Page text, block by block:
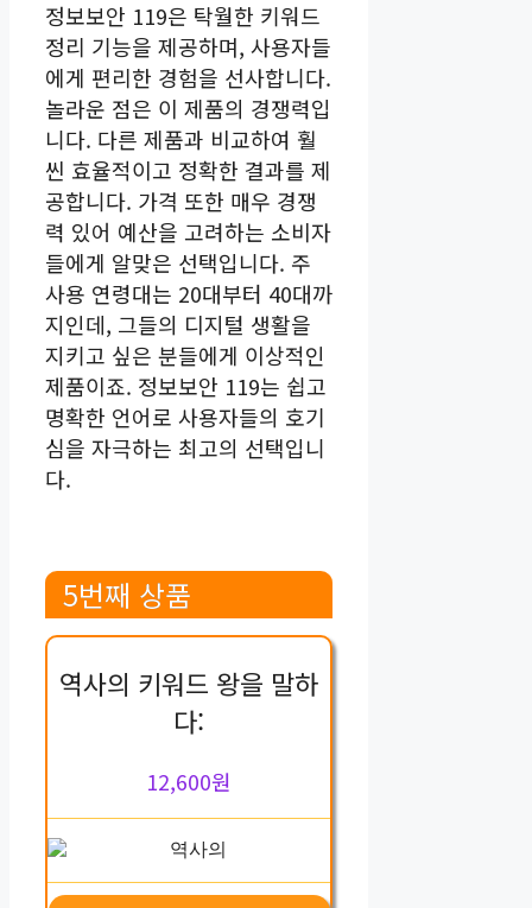
정보보안 119은 탁월한 키워드
정리 기능을 제공하며, 사용자들
에게 편리한 경험을 선사합니다.
놀라운 점은 이 제품의 경쟁력입
니다. 다른 제품과 비교하여 훨
씬 효율적이고 정확한 결과를 제
공합니다. 가격 또한 매우 경쟁
력 있어 예산을 고려하는 소비자
들에게 알맞은 선택입니다. 주
사용 연령대는 20대부터 40대까
지인데, 그들의 디지털 생활을
지키고 싶은 분들에게 이상적인
제품이죠. 정보보안 119는 쉽고
명확한 언어로 사용자들의 호기
심을 자극하는 최고의 선택입니
다.
5번째 상품
역사의 키워드 왕을 말하
다:
12,600원